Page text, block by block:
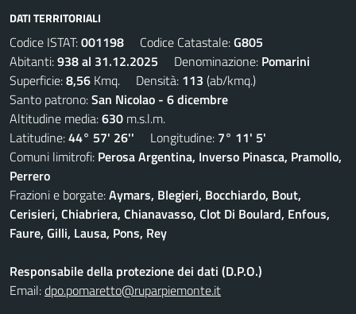
DATI TERRITORIALI
Codice ISTAT:001198 Codice Catastale:G805
Abitanti:938 al 31.12.2025 Denominazione: Pomarini
Superficie:8,56 Kmq. Densità: 113 (ab/kmq.)
Santo patrono:San Nicolao - 6 dicembre
Altitudine media:630 m.s.l.m.
Latitudine:44° 57' 26'' Longitudine: 7° 11' 5'
Comuni limitrofi: Perosa Argentina, Inverso Pinasca, Pramollo,
Perrero
Frazioni e borgate:Aymars, Blegieri, Bocchiardo, Bout,
Cerisieri, Chiabriera, Chianavasso, Clot Di Boulard, Enfous,
Faure, Gilli, Lausa, Pons, Rey
Responsabile della protezione dei dati (D.P.O.)
Email:dpo.pomaretto@ruparpiemonte.it